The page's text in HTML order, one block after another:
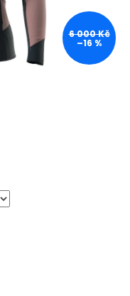
6 000 Kč
–16 %